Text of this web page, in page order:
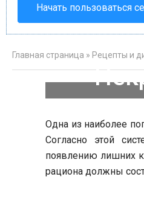
Начать пользоваться
Главная страница » Рецепты и
Одна из наиболее
Согласно этой
появлению лишних
рациона должны